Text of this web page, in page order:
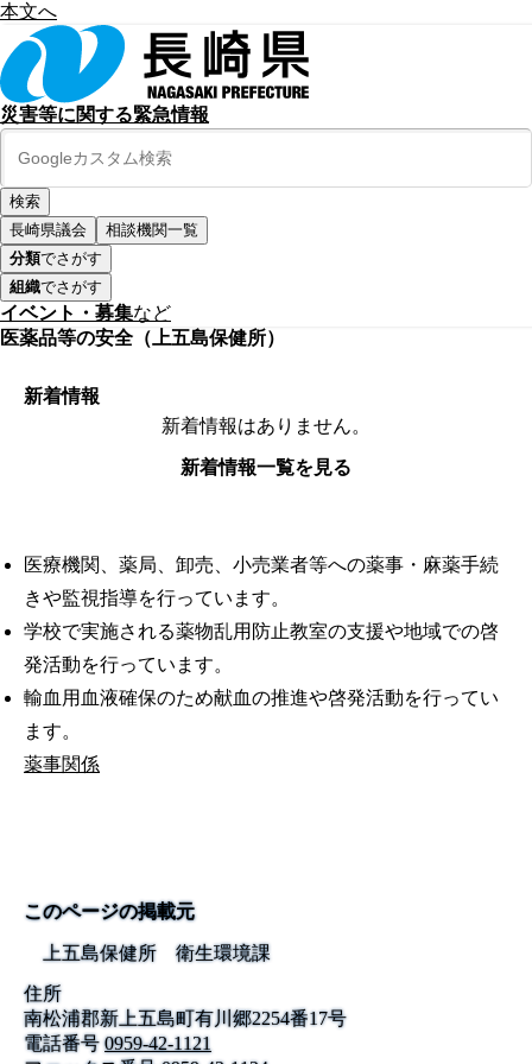
本文へ
災害等に関する緊急情報
長崎県議会
相談機関一覧
分類でさがす
組織でさがす
イベント・募集など
医薬品等の安全（上五島保健所）
新着情報
新着情報はありません。
新着情報一覧を見る
医療機関、薬局、卸売、小売業者等への薬事・麻薬手続
きや監視指導を行っています。
学校で実施される薬物乱用防止教室の支援や地域での啓
発活動を行っています。
輸血用血液確保のため献血の推進や啓発活動を行ってい
ます。
薬事関係
このページの掲載元
上五島保健所 衛生環境課
住所
南松浦郡新上五島町有川郷2254番17号
電話番号 0959-42-1121